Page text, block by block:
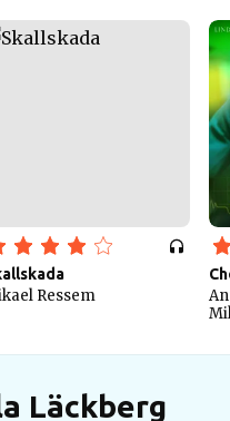
Ressem
Läckberg